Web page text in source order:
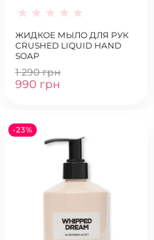
ЖИДКОЕ МЫЛО ДЛЯ РУК
CRUSHED LIQUID HAND
SOAP
1 290 грн
990 грн
-23%